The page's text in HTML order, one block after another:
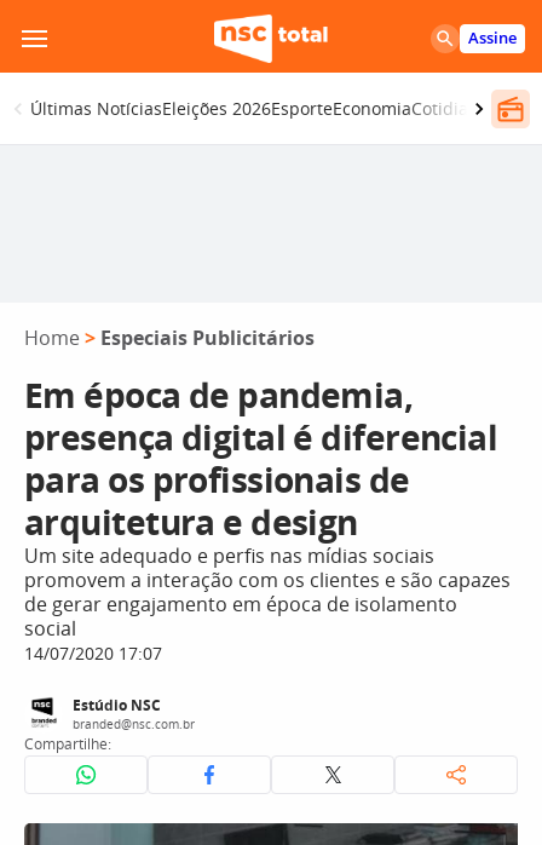
para
o
conteúdo
Assine
Últimas NotíciasEleições 2026EsporteEconomiaCotidiano
Home > Especiais Publicitários
Em época de pandemia,
presença digital é diferencial
para os profissionais de
arquitetura e design
Um site adequado e perfis nas mídias sociais
promovem a interação com os clientes e são capazes
de gerar engajamento em época de isolamento
social
14/07/2020 17:07
Estúdio NSC
branded@nsc.com.br
Compartilhe: